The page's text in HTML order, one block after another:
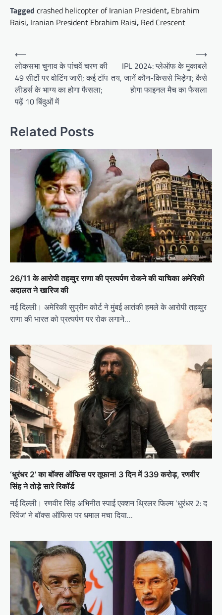
Tagged crashed helicopter of Iranian President, Ebrahim
Raisi, Iranian President Ebrahim Raisi, Red Crescent
Post
navigation
⟵
लोकसभा चुनाव के पांचवें चरण की
49 सीटों पर वोटिंग जारी; कई टॉप
लीडर्स के भाग्य का होगा फैसला;
पढ़ें 10 बिंदुओं में
IPL 2024: प्लेऑफ के मुकाबले
तय, जानें कौन-किससे भिड़ेगा; कैसे
होगा फाइनल मैच का फैसला
⟶
Related Posts
26/11 के आरोपी तहव्वुर राणा की प्रत्यर्पण रोकने की याचिका अमेरिकी
अदालत ने खारिज की
नई दिल्ली। अमेरिकी सुप्रीम कोर्ट ने मुंबई आतंकी हमले के आरोपी तहव्वुर
राणा की भारत को प्रत्यर्पण पर रोक लगाने…
‘धुरंधर 2’ का बॉक्स ऑफिस पर तूफान! 3 दिन में 339 करोड़, रणवीर
सिंह ने तोड़े सारे रिकॉर्ड
नई दिल्ली। रणवीर सिंह अभिनीत स्पाई एक्शन थ्रिलर फिल्म ‘धुरंधर 2: द
रिवेंज’ ने बॉक्स ऑफिस पर धमाल मचा दिया…